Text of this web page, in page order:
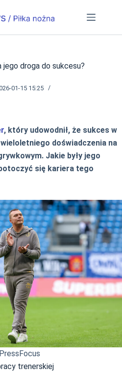
jego droga do sukcesu?
01-15 15:25
, który udowodnił, że sukces w
doświadczenia na
Jakie były jego
się kariera tego
trenerskiej